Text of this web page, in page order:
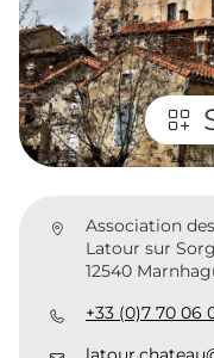
Association
Latour sur
12540
+33 (0)7 70 06